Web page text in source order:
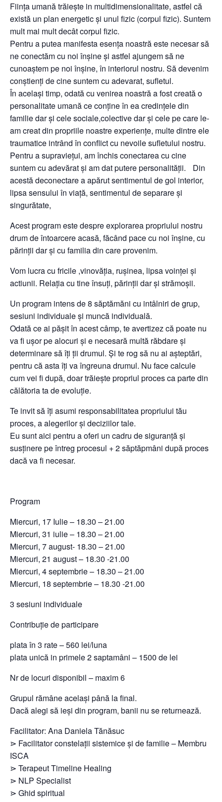
Ființa umană trăiește in multidimensionalitate, astfel că
există un plan energetic și unul fizic (corpul fizic). Suntem
mult mai mult decât corpul fizic.
Pentru a putea manifesta esența noastră este necesar să
ne conectăm cu noi înșine și astfel ajungem să ne
cunoaștem pe noi înșine, în interiorul nostru. Să devenim
conștienți de cine suntem cu adevarat, sufletul.
În același timp, odată cu venirea noastră a fost creată o
personalitate umană ce conține în ea credințele din
familie dar și cele sociale,colective dar și cele pe care le-
am creat din propriile noastre experiențe, multe dintre ele
traumatice intrând în conflict cu nevoile sufletului nostru.
Pentru a supraviețui, am închis conectarea cu cine
suntem cu adevărat și am dat putere personalității. Din
acestă deconectare a apărut sentimentul de gol interior,
lipsa sensului în viață, sentimentul de separare și
singurătate,
Acest program este despre explorarea propriului nostru
drum de întoarcere acasă, făcând pace cu noi înșine, cu
părinții dar și cu familia din care provenim.
Vom lucra cu fricile ,vinovăția, rușinea, lipsa voinței și
actiunii. Relația cu tine însuți, părinții dar și strămoșii.
Un program intens de 8 săptămăni cu intâlniri de grup,
sesiuni individuale și muncă individuală.
Odată ce ai pășit în acest câmp, te avertizez că poate nu
va fi ușor pe alocuri și e necesară multă răbdare și
determinare să îți ții drumul. Și te rog să nu ai așteptări,
pentru că asta îți va îngreuna drumul. Nu face calcule
cum vei fi după, doar trăiește propriul proces ca parte din
călătoria ta de evoluție.
Te invit să îți asumi responsabilitatea propriului tău
proces, a alegerilor și deciziilor tale.
Eu sunt aici pentru a oferi un cadru de siguranță și
susținere pe întreg procesul + 2 săptăpmâni după proces
dacă va fi necesar.
Program
Miercuri, 17 Iulie – 18.30 – 21.00
Miercuri, 31 iulie – 18.30 – 21.00
Miercuri, 7 august- 18.30 – 21.00
Miercuri, 21 august – 18.30 -21.00
Miercuri, 4 septembrie – 18.30 – 21.00
Miercuri, 18 septembrie – 18.30 -21.00
3 sesiuni individuale
Contribuție de participare
plata în 3 rate – 560 lei/luna
plata unică in primele 2 saptamâni – 1500 de lei
Nr de locuri disponibil – maxim 6
Grupul rămâne același până la final.
Dacă alegi să ieși din program, banii nu se returnează.
Facilitator: Ana Daniela Tănăsuc
⋗ Facilitator constelații sistemice și de familie – Membru
ISCA
⋗ Terapeut Timeline Healing
⋗ NLP Specialist
⋗ Ghid spiritual